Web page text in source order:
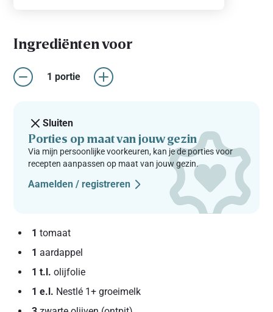
Ingrediënten voor
1 portie
Sluiten
Porties op maat van jouw gezin
Via mijn persoonlijke voorkeuren, kan je de porties voor
recepten aanpassen op maat van jouw gezin.
Aamelden / registreren
1tomaat
1aardappel
1 t.l. olijfolie
1 e.l. Nestlé 1+ groeimelk